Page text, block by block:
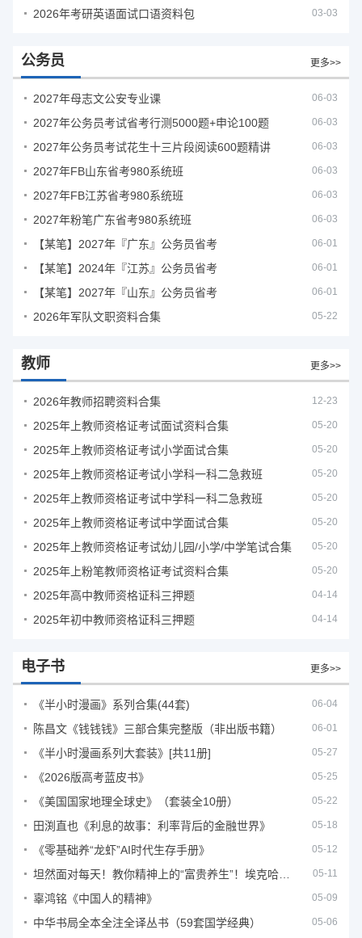
2026年考研英语面试口语资料包 03-03
公务员 更多>>
2027年母志文公安专业课 06-03
2027年公务员考试省考行测5000题+申论100题 06-03
2027年公务员考试花生十三片段阅读600题精讲 06-03
2027年FB山东省考980系统班 06-03
2027年FB江苏省考980系统班 06-03
2027年粉笔广东省考980系统班 06-03
【某笔】2027年『广东』公务员省考 06-01
【某笔】2024年『江苏』公务员省考 06-01
【某笔】2027年『山东』公务员省考 06-01
2026年军队文职资料合集 05-22
教师 更多>>
2026年教师招聘资料合集 12-23
2025年上教师资格证考试面试资料合集 05-20
2025年上教师资格证考试小学面试合集 05-20
2025年上教师资格证考试小学科一科二急救班 05-20
2025年上教师资格证考试中学科一科二急救班 05-20
2025年上教师资格证考试中学面试合集 05-20
2025年上教师资格证考试幼儿园/小学/中学笔试合集 05-20
2025年上粉笔教师资格证考试资料合集 05-20
2025年高中教师资格证科三押题 04-14
2025年初中教师资格证科三押题 04-14
电子书 更多>>
《半小时漫画》系列合集(44套) 06-04
陈昌文《钱钱钱》三部合集完整版（非出版书籍） 06-01
《半小时漫画系列大套装》[共11册] 05-27
《2026版高考蓝皮书》 05-25
《美国国家地理全球史》（套装全10册） 05-22
田渕直也《利息的故事：利率背后的金融世界》 05-18
《零基础养“龙虾”AI时代生存手册》 05-12
05-11
辜鸿铭《中国人的精神》 05-09
中华书局全本全注全译丛书（59套国学经典） 05-06